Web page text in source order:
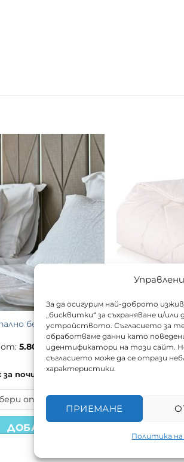
За да осигурим най-доброто
„бисквитки“ за съхраняване и/
устройството. Съгласието за
обработваме данни като
идентификатори на този сайт.
съгласието може да се отрази
характеристики.
ПРИЕМАНЕ
Политика
бельо /кг/
от: 5.80 / 11.34 лв.
за почистване
ДОБАВИ
Завивка
Цена от: